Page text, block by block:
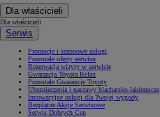
Dla właścicieli
Dla właścicieli
Serwis
Promocje i sezonowe usługi
Pozostałe oferty serwisu
Rezerwacja wizyty w serwisie
Gwarancja Toyota Relax
Pozostałe Gwarancje Toyoty
Ubezpieczenia i naprawy blacharsko-lakiernicze
Innowacyjne usługi dla Twojej wygody
Bezpłatne Akcje Serwisowe
Serwis Dobrych Cen